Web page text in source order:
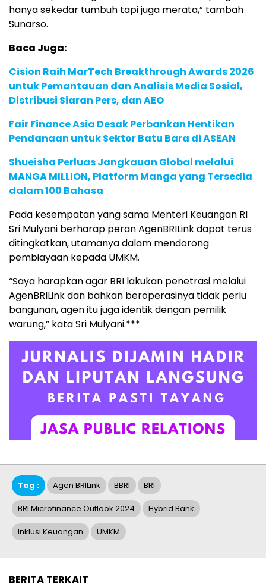
hanya sekedar tumbuh tapi juga merata,” tambah
Sunarso.
Baca Juga:
Cision Raih MarTech Breakthrough Awards 2026
untuk Pemantauan dan Analisis Media Sosial,
Distribusi Siaran Pers, dan AEO
Fair Finance Asia Desak Perbankan Hentikan
Pendanaan untuk Sektor Batu Bara di ASEAN
Shueisha Perluas Jangkauan Global melalui
MANGA MILLION, Platform Manga yang Tersedia
dalam 100 Bahasa
Pada kesempatan yang sama Menteri Keuangan RI
Sri Mulyani berharap peran AgenBRILink dapat terus
ditingkatkan, utamanya dalam mendorong
pembiayaan kepada UMKM.
“Saya harapkan agar BRI lakukan penetrasi melalui
AgenBRILink dan bahkan beroperasinya tidak perlu
bangunan, agen itu juga identik dengan pemilik
warung,” kata Sri Mulyani.***
Tag : Agen BRILink BBRI BRI
BRI Microfinance Outlook 2024 Hybrid Bank
Inklusi Keuangan UMKM
BERITA TERKAIT